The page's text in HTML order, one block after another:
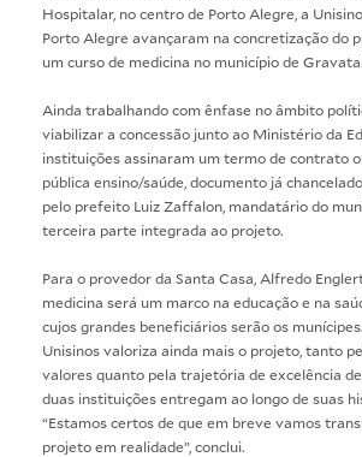
Hospitalar, no centro de Porto Alegre, a
Porto Alegre avançaram na concretização do
um curso de medicina no município de
Ainda trabalhando com ênfase no âmbito
viabilizar a concessão junto ao Ministério da
instituições assinaram um termo de contrato
pública ensino/saúde, documento já
pelo prefeito Luiz Zaffalon, mandatário do
terceira parte integrada ao projeto.
Para o provedor da Santa Casa, Alfredo
medicina será um marco na educação e na
cujos grandes beneficiários serão os
Unisinos valoriza ainda mais o projeto, tanto
valores quanto pela trajetória de excelência
duas instituições entregam ao longo de suas
“Estamos certos de que em breve vamos
projeto em realidade”, conclui.